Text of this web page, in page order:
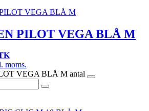
PILOT VEGA BLÅ M
moms.
VEGA BLÅ M antal